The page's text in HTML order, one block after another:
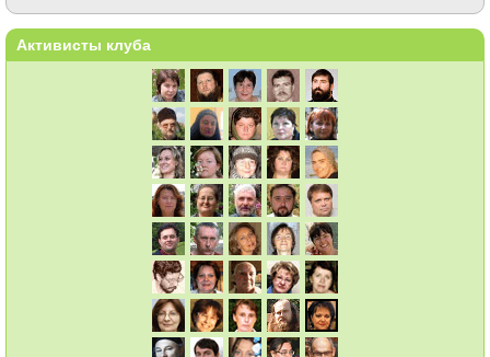
Активисты клуба